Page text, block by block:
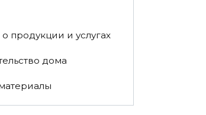
o продукции и услугах
дома